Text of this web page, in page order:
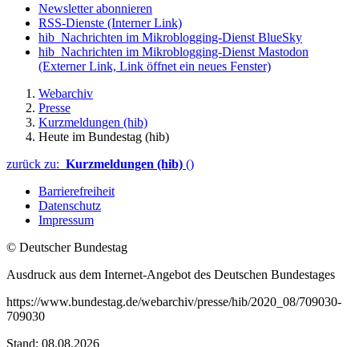
Newsletter abonnieren
RSS-Dienste (Interner Link)
hib_Nachrichten im Mikroblogging-Dienst BlueSky
hib_Nachrichten im Mikroblogging-Dienst Mastodon
(Externer Link, Link öffnet ein neues Fenster)
Webarchiv
Presse
Kurzmeldungen (hib)
Heute im Bundestag (hib)
zurück zu: Kurzmeldungen (hib) ()
Barrierefreiheit
Datenschutz
Impressum
© Deutscher Bundestag
Ausdruck aus dem Internet-Angebot des Deutschen Bundestages
https://www.bundestag.de/webarchiv/presse/hib/2020_08/709030-
709030
Stand: 08.08.2026